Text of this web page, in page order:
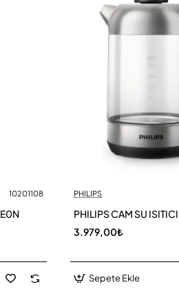
10201108 PHILIPS
PHILIPS CAM SU
3.979,00₺
Sepete Ekle